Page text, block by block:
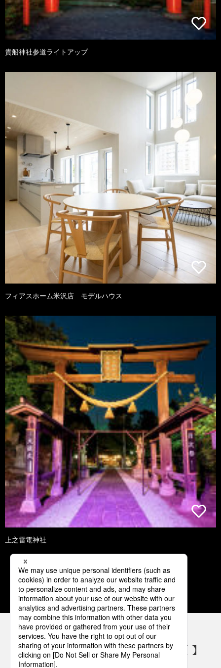
貴船神社参道ライトアップ
フィアスホーム米沢店 モデルハウス
上之雷電神社
1 2 3 4 5
パナソニックの電気設備 SNSアカウント